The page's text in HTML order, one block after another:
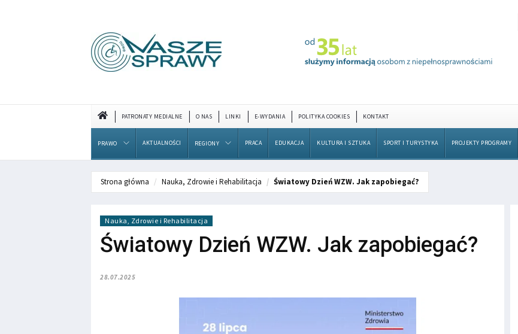
PATRONATY MEDIALNE O NAS LINKI E-WYDANIA POLITYKA COOKIES KONTAKT
PRAWO AKTUALNOŚCI REGIONY PRACA EDUKACJA KULTURA I SZTUKA SPORT I TURYSTYKA PROJEKTY PROGRAMY
Strona główna Nauka, Zdrowie i Rehabilitacja Światowy Dzień WZW. Jak zapobiegać?
Nauka, Zdrowie i Rehabilitacja
Światowy Dzień WZW. Jak zapobiegać?
28.07.2025